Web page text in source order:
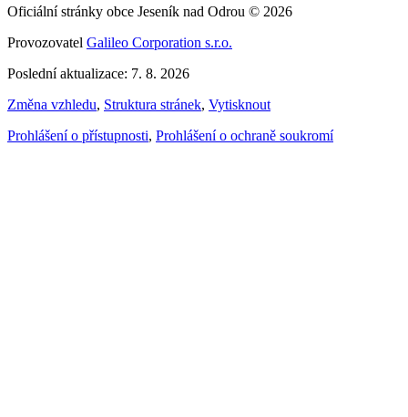
Oficiální stránky obce Jeseník nad Odrou © 2026
Provozovatel Galileo Corporation s.r.o.
Poslední aktualizace: 7. 8. 2026
Změna vzhledu, Struktura stránek, Vytisknout
Prohlášení o přístupnosti, Prohlášení o ochraně soukromí